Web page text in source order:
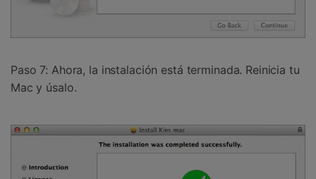
Paso 7: Ahora, la instalación está terminada. Reinicia tu
Mac y úsalo.